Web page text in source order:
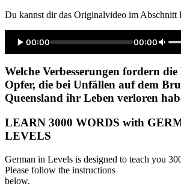
Du kannst dir das Originalvideo im Abschnitt
00:00 00:00
Welche Verbesserungen fordern
Opfer, die bei Unfällen auf dem
Queensland ihr Leben verloren
LEARN 3000 WORDS with
LEVELS
German in Levels is designed to teach you
Please follow the instructions
below.